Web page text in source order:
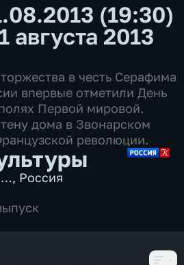
(19:30)
августа 2013
в честь Серафима
впервые отметили День
Первой мировой.
дома в Звонарском
революции.
…, Россия